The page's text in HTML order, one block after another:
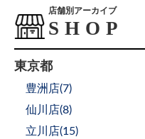
店舗別アーカイブ
東京都
豊洲店(7)
仙川店(8)
立川店(15)